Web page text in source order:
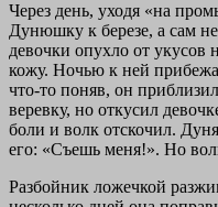
Через день, уходя «на
Дунюшку к березе, а сам
девочки опухло от укусов
кожу. Ночью к ней
что-то поняв, он
веревку, но откусил
боли и волк отскочил.
его: «Съешь меня!». Но
Разбойник ложечкой